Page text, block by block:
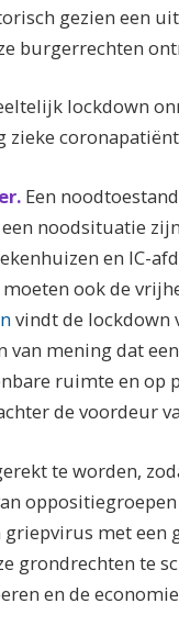
gezien een
burgerrechten
lockdown
Een
noodsituatie
en IC-
ook de
vindt de lockdown
mening dat
ruimte en
de voordeur
te worden,
met
grondrechten te
en de